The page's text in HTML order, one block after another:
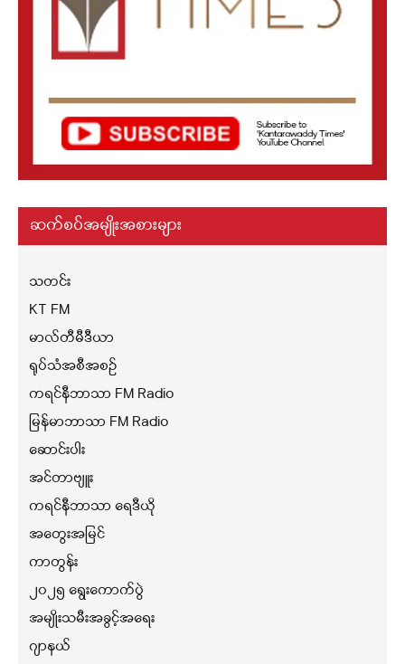
ဆက်စပ်အမျိုးအစားများ
သတင်း
KT FM
မာလ်တီမီဒီယာ
ရုပ်သံအစီအစဉ်
ကရင်နီဘာသာ FM Radio
မြန်မာဘာသာ FM Radio
ဆောင်းပါး
အင်တာဗျူး
ကရင်နီဘာသာ ရေဒီယို
အတွေးအမြင်
ကာတွန်း
၂၀၂၅ ရွေးကောက်ပွဲ
အမျိုးသမီးအခွင့်အရေး
ဂျာနယ်